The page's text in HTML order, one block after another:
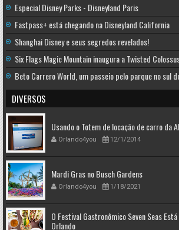
Especial Disney Parks - Disneyland Paris
Fastpass+ está chegando na Disneyland California
Shanghai Disney e seus segredos revelados!
Six Flags Magic Mountain inaugura a Twisted
Beto Carrero World, um passeio pelo parque no sul
DIVERSOS
Usando o Totem de locação de carro da
Orlando4you 12/1/2014
Mardi Gras no Busch Gardens
Orlando4you 1/18/2021
O Festival Gastronômico Seven Seas
Orlando